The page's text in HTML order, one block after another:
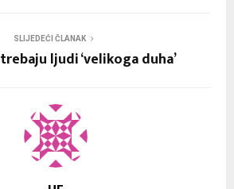
SLIJEDEĆI ČLANAK
ljudi ‘velikoga duha’